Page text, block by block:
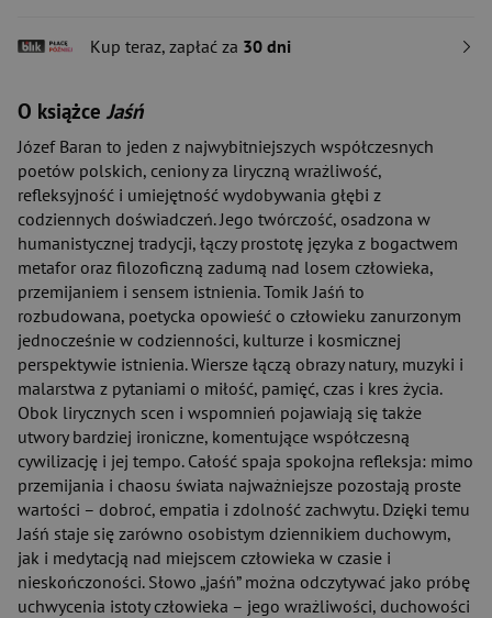
Kup teraz, zapłać za 30 dni
O książce Jaśń
Józef Baran to jeden z najwybitniejszych współczesnych
poetów polskich, ceniony za liryczną wrażliwość,
refleksyjność i umiejętność wydobywania głębi z
codziennych doświadczeń. Jego twórczość, osadzona w
humanistycznej tradycji, łączy prostotę języka z bogactwem
metafor oraz filozoficzną zadumą nad losem człowieka,
przemijaniem i sensem istnienia. Tomik Jaśń to
rozbudowana, poetycka opowieść o człowieku zanurzonym
jednocześnie w codzienności, kulturze i kosmicznej
perspektywie istnienia. Wiersze łączą obrazy natury, muzyki i
malarstwa z pytaniami o miłość, pamięć, czas i kres życia.
Obok lirycznych scen i wspomnień pojawiają się także
utwory bardziej ironiczne, komentujące współczesną
cywilizację i jej tempo. Całość spaja spokojna refleksja: mimo
przemijania i chaosu świata najważniejsze pozostają proste
wartości – dobroć, empatia i zdolność zachwytu. Dzięki temu
Jaśń staje się zarówno osobistym dziennikiem duchowym,
jak i medytacją nad miejscem człowieka w czasie i
nieskończoności. Słowo „jaśń” można odczytywać jako próbę
uchwycenia istoty człowieka – jego wrażliwości, duchowości